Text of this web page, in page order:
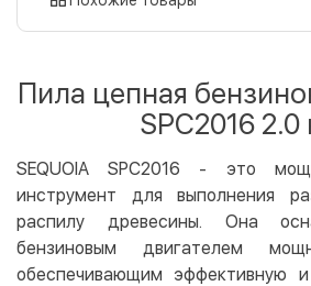
LiqPay
Google Pay
Безналичный расчет
Оплата на карту юр.лица
Оплата на счет юр.лица
Пила цепная
SPC2016 2.0
SEQUOIA SPC2016 - это
инструмент для выполнения
распилу древесины. Она
бензиновым двигателем
обеспечивающим эффективную